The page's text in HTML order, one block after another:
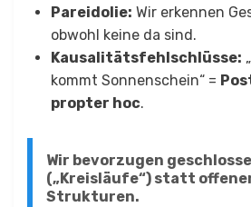
Pareidolie: Wir erkennen
obwohl keine da sind.
Kausalitätsfehlschlüsse:
kommt Sonnenschein“ =
propter hoc.
Wir bevorzugen
(„Kreisläufe“) statt
Strukturen.